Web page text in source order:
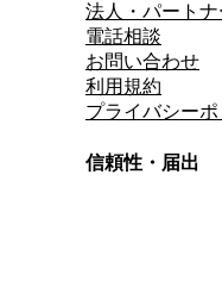
法人・パート
電話相談
お問い合わせ
利用規約
プライバシー
信頼性・届出